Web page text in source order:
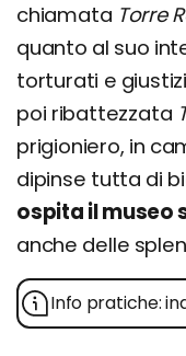
chiamata Torre
quanto al suo
torturati e
poi ribattezzata
prigioniero, in
dipinse tutta di
ospita il museo
anche delle
Info pratiche: